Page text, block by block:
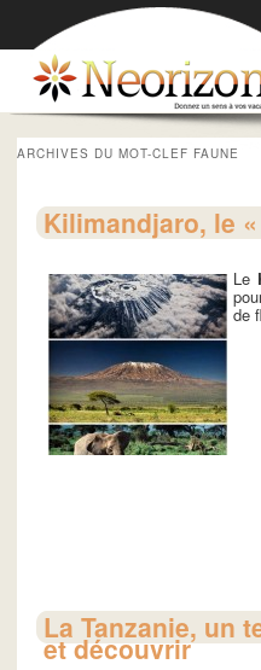
ARCHIVES DU MOT-CLEF FAUNE
Kilimandjaro, le
Le
de
La Tanzanie, un
et découvrir